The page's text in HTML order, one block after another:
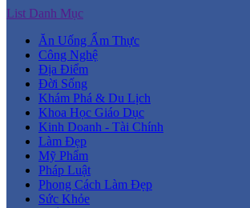
List Danh Mục
Ăn Uống Ẩm Thực
Công Nghệ
Địa Điểm
Đời Sống
Khám Phá & Du Lịch
Khoa Học Giáo Dục
Kinh Doanh - Tài Chính
Làm Đẹp
Mỹ Phẩm
Pháp Luật
Phong Cách Làm Đẹp
Sức Khỏe